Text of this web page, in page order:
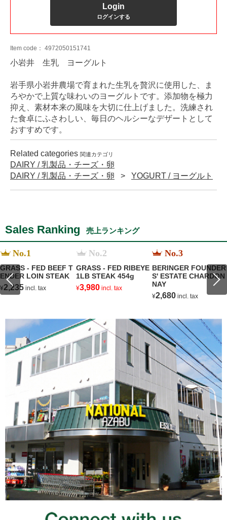
Login
ログインする
Item code： 4972050151741
小岩井 生乳 ヨーグルト
岩手県小岩井農場で育まれた生乳を贅沢に使用した、ま
ろやかで上質な味わいのヨーグルトです。添加物を極力
抑え、素材本来の風味を大切に仕上げました。洗練され
た食卓にふさわしい、毎日のヘルシーなデザートとして
おすすめです。
Related categories 関連カテゴリ
DAIRY / 乳製品・チーズ・卵
DAIRY / 乳製品・チーズ・卵
YOGURT / ヨーグルト
Sales Ranking 売上ランキング
No.1
GRASS - FED BEEF T
ENDER LOIN STEAK
¥2,235 incl. tax
No.2
GRASS - FED RIBEYE
1LB STEAK 454g
¥3,980 incl. tax
No.3
BERINGER FOUNDER
S' ESTATE CHARDON
NAY
¥2,680 incl. tax